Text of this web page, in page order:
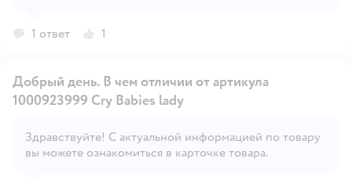
1 ответ
1
Открыть вопрос
Добрый день. В чем отличии от артикула
1000923999 Cry Babies lady
Здравствуйте! С актуальной информацией по товару
вы можете ознакомиться в карточке товара.